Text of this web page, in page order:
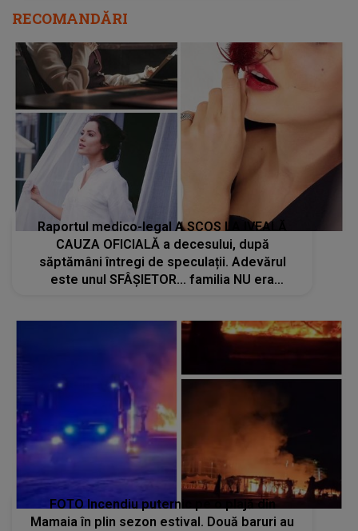
RECOMANDĂRI
Raportul medico-legal A SCOS LA IVEALĂ
CAUZA OFICIALĂ a decesului, după
săptămâni întregi de speculații. Adevărul
este unul SFÂȘIETOR... familia NU era
FOTO Incendiu puternic pe o plajă din
Mamaia în plin sezon estival. Două baruri au